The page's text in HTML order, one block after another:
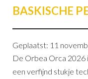
BASKISCHE
Geplaatst: 11
De Orbea Orca 2026
een verfijnd stukje